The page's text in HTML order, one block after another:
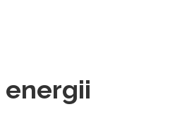
energii